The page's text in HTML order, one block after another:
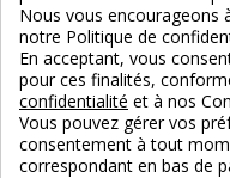
3X SANS FRAIS
100% sécurisé
Nous vous encourageons
notre Politique de
En acceptant, vous
pour ces finalités,
confidentialité et à nos
Vous pouvez gérer vos
consentement à tout
correspondant en bas de